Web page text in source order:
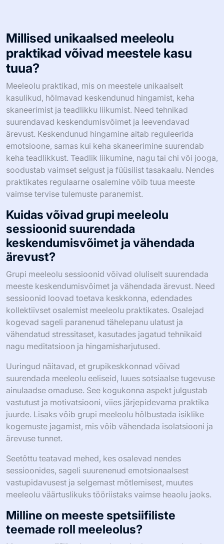
Millised unikaalsed meeleolu
praktikad võivad meestele kasu
tuua?
Meeleolu praktikad, mis on meestele unikaalselt
kasulikud, hõlmavad keskendunud hingamist, keha
skaneerimist ja teadlikku liikumist. Need tehnikad
suurendavad keskendumisvõimet ja leevendavad
ärevust. Keskendunud hingamine aitab reguleerida
emotsioone, samas kui keha skaneerimine suurendab
keha teadlikkust. Teadlik liikumine, nagu tai chi või jooga,
soodustab vaimset selgust ja füüsilist tasakaalu. Nendes
praktikates regulaarne osalemine võib tuua meeste
vaimse tervise tulemuste paranemist.
Kuidas võivad grupi meeleolu
sessioonid suurendada
keskendumisvõimet ja vähendada
ärevust?
Grupi meeleolu sessioonid võivad oluliselt suurendada
meeste keskendumisvõimet ja vähendada ärevust. Need
sessioonid loovad toetava keskkonna, edendades
kollektiivset osalemist meeleolu praktikates. Osalejad
kogevad sageli paranenud tähelepanu ulatust ja
vähendatud stressitaset, kasutades jagatud tehnikaid
nagu meditatsioon ja hingamisharjutused.
Uuringud näitavad, et grupikeskkonnad võivad
suurendada meeleolu eeliseid, luues sotsiaalse tugevuse
ainulaadse omaduse. See kogukonna aspekt julgustab
vastutust ja motivatsiooni, viies järjepidevama praktika
juurde. Lisaks võib grupi meeleolu hõlbustada isiklike
kogemuste jagamist, mis võib vähendada isolatsiooni ja
ärevuse tunnet.
Seetõttu teatavad mehed, kes osalevad nendes
sessioonides, sageli suurenenud emotsionaalsest
vastupidavusest ja selgemast mõtlemisest, muutes
meeleolu väärtuslikuks tööriistaks vaimse heaolu jaoks.
Milline on meeste spetsiifiliste
teemade roll meeleolus?